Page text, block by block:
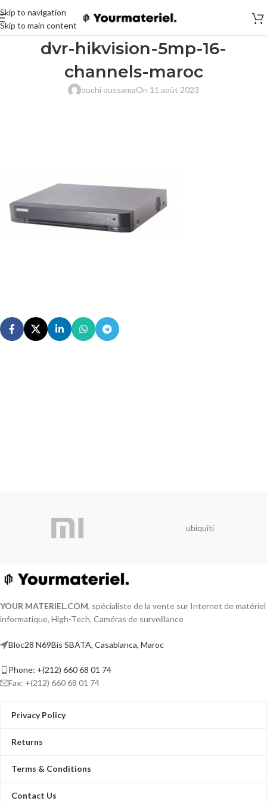
Skip to navigation
Skip to main content
dvr-hikvision-5mp-16-
channels-maroc
ouchi oussamaOn 11 août 2023
ubiquiti
YOUR MATERIEL.COM, spécialiste de la vente sur Internet de matériel
informatique, High-Tech, Caméras de surveillance
Bloc28 N69Bis SBATA, Casablanca, Maroc
Phone: +(212) 660 68 01 74
Fax: +(212) 660 68 01 74
Privacy Policy
Returns
Terms & Conditions
Contact Us